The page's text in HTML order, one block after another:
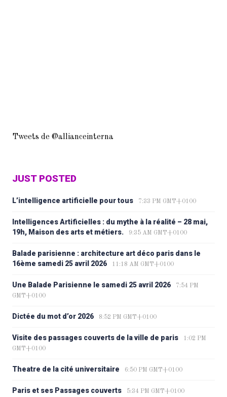
Une rencontre parmi des
milliers à la CIUP en 1968
Denis Miau (1970)
Tweets de @allianceinterna
JUST POSTED
L’intelligence artificielle pour tous 7:33 PM GMT+0100
Intelligences Artificielles : du mythe à la réalité – 28 mai,
19h, Maison des arts et métiers.
9:35 AM GMT+0100
Balade parisienne : architecture art déco paris dans le
16ème samedi 25 avril 2026
11:18 AM GMT+0100
Une Balade Parisienne le samedi 25 avril 2026
7:54 PM
GMT+0100
Dictée du mot d’or 2026 8:52 PM GMT+0100
Visite des passages couverts de la ville de paris
1:02 PM
GMT+0100
Theatre de la cité universitaire 6:50 PM GMT+0100
Paris et ses Passages couverts 5:34 PM GMT+0100